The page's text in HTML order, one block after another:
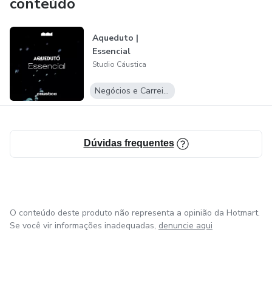
Aqueduto |
Essencial
Studio Cáustica
Negócios e Carreira
Dúvidas frequentes
O conteúdo deste produto não representa a opinião da Hotmart.
Se você vir informações inadequadas, denuncie aqui